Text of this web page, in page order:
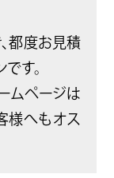
都度お見積
す。
ムページは
様へもオス